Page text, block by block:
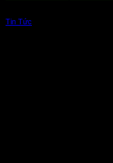
Tin Tức